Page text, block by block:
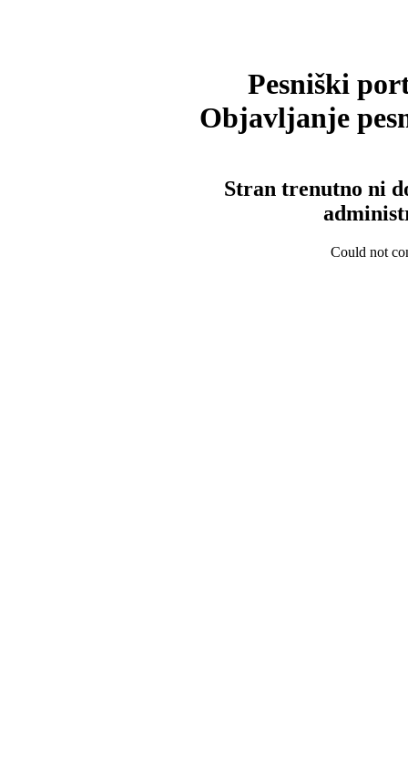
Pesniški
Objavljanje
Stran trenutno ni
Could not